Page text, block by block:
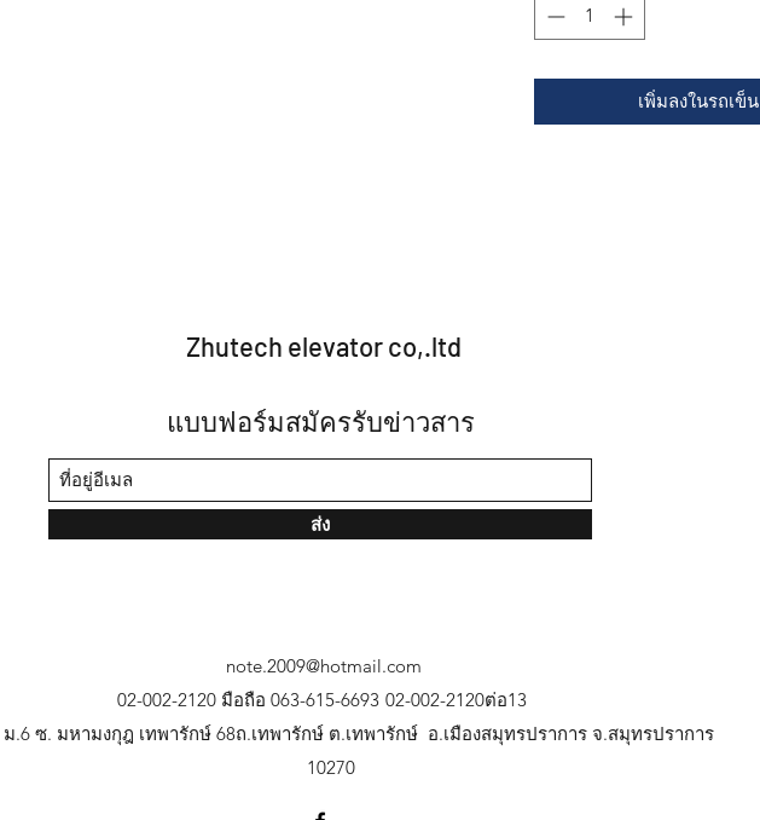
เพิ่มลงในรถเข็น
Zhutech elevator co,.ltd
แบบฟอร์มสมัครรับข่าวสาร
ส่ง
note.2009@hotmail.com
02-002-2120 มือถือ 063-615-6693 02-002-2120ต่อ13
ม.6 ซ. มหามงกุฎ เทพารักษ์ 68ถ.เทพารักษ์ ต.เทพารักษ์ อ.เมืองสมุทรปราการ จ.สมุทรปราการ
10270